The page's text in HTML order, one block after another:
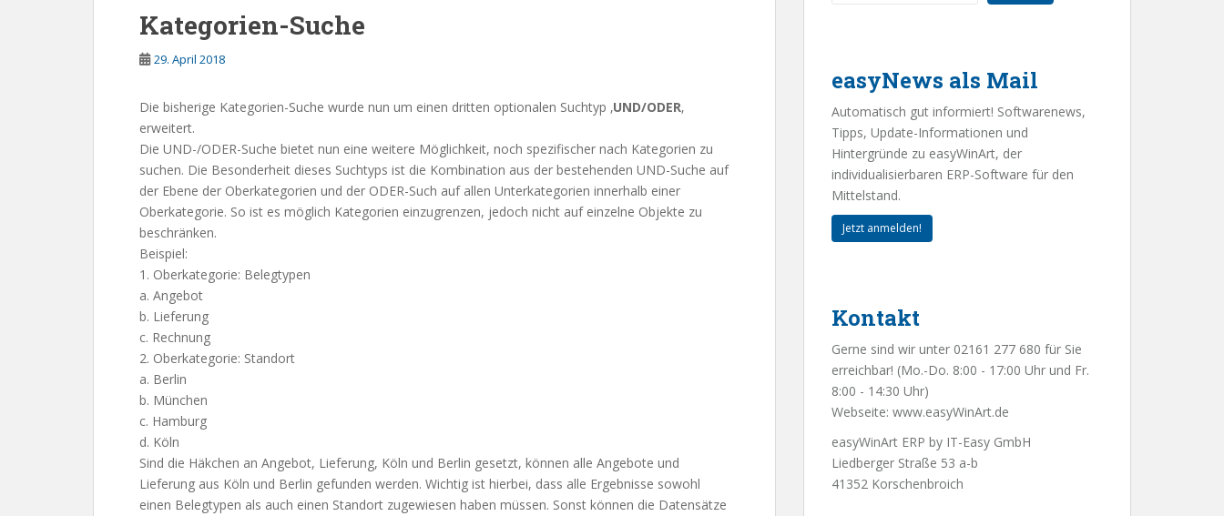
Kategorien-Suche
29. April 2018
Die bisherige Kategorien-Suche wurde nun um einen dritten optionalen Suchtyp ‚UND/ODER‚
erweitert.
Die UND-/ODER-Suche bietet nun eine weitere Möglichkeit, noch spezifischer nach Kategorien zu
suchen. Die Besonderheit dieses Suchtyps ist die Kombination aus der bestehenden UND-Suche auf
der Ebene der Oberkategorien und der ODER-Such auf allen Unterkategorien innerhalb einer
Oberkategorie. So ist es möglich Kategorien einzugrenzen, jedoch nicht auf einzelne Objekte zu
beschränken.
Beispiel:
1. Oberkategorie: Belegtypen
a. Angebot
b. Lieferung
c. Rechnung
2. Oberkategorie: Standort
a. Berlin
b. München
c. Hamburg
d. Köln
Sind die Häkchen an Angebot, Lieferung, Köln und Berlin gesetzt, können alle Angebote und
Lieferung aus Köln und Berlin gefunden werden. Wichtig ist hierbei, dass alle Ergebnisse sowohl
einen Belegtypen als auch einen Standort zugewiesen haben müssen. Sonst können die Datensätze
easyNews als Mail
Automatisch gut informiert! Softwarenews,
Tipps, Update-Informationen und
Hintergründe zu easyWinArt, der
individualisierbaren ERP-Software für den
Mittelstand.
Jetzt anmelden!
Kontakt
Gerne sind wir unter 02161 277 680 für Sie
erreichbar! (Mo.-Do. 8:00 - 17:00 Uhr und Fr.
8:00 - 14:30 Uhr)
Webseite: www.easyWinArt.de
easyWinArt ERP by IT-Easy GmbH
Liedberger Straße 53 a-b
41352 Korschenbroich